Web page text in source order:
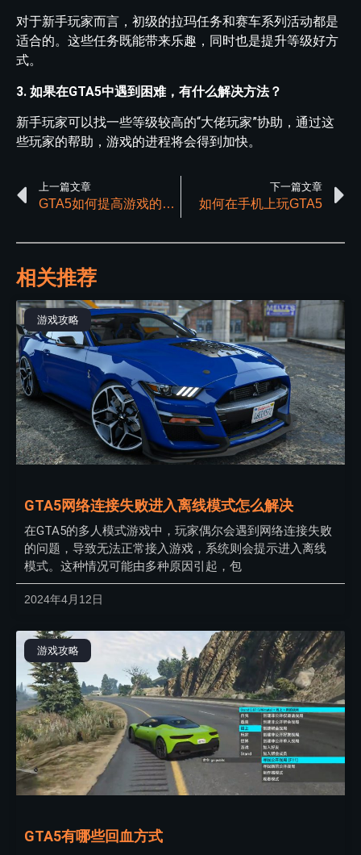
对于新手玩家而言，初级的拉玛任务和赛车系列活动都是
适合的。这些任务既能带来乐趣，同时也是提升等级好方
式。
3. 如果在GTA5中遇到困难，有什么解决方法？
新手玩家可以找一些等级较高的“大佬玩家”协助，通过这
些玩家的帮助，游戏的进程将会得到加快。
上一篇文章
GTA5如何提高游戏的帧率，画面选项设置推荐
下一篇文章
如何在手机上玩GTA5
相关推荐
游戏攻略
GTA5网络连接失败进入离线模式怎么解决
在GTA5的多人模式游戏中，玩家偶尔会遇到网络连接失败
的问题，导致无法正常接入游戏，系统则会提示进入离线
模式。这种情况可能由多种原因引起，包
2024年4月12日
游戏攻略
GTA5有哪些回血方式